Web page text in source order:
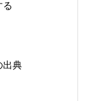
る
出典